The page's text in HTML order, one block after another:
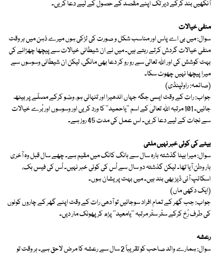
آنکھیں بند کرکے دیر تک اپنے مقصد کے حصول کے لیے دعا کریں۔
منفی خیالات
سوال: میں بی اے پاس اور مناسب شکل و صورت کی لڑکی ہوں میرے ذہن میں ہر وقت
منفی خیالات گردش کرتے رہتے ہیں۔ میں نے ان شیطانی خیالات سے پیچھا چھڑانے کی
بہت کوشش کی اور اﷲ تعالیٰ سے رو رو کر دعا بھی مانگی، لیکن ان شیطانی وسوسوں سے
میرا پیچھا نہیں چھوٹ سکا۔
(صائمہ: راولپنڈی)
جواب: رات کے وقت ایسی جگہ جہاں اندھیرا اور تنہائی ہو، وضو کرکے مصلّے پر بیٹھ
جائیں۔ 101 مرتبہ اللہ تعالیٰ کے اسم ''یاحمید'' کا ورد کریں اور وسوسوں اور بُرے خیالات
سے نجات کے لیے دعا کریں۔ اس عمل کی مدت 45 روز ہے۔
بیٹے کی کوئی خبر نہیں ملتی
سوال: میرا بیٹا گذشتہ بارہ سال سے ہانگ کانگ میں مقیم ہے۔ چھے سال قبل وہ آخری
بار وطن آیا تھا۔ لیکن گذشتہ دو سال سے اُس کی کوئی خبر نہیں۔ اُس کی فیس بک،
اسکائپ آئی ڈیز بھی بند ہیں۔ میں بہت پریشان ہوں۔
(ایک دکھی ماں)
جواب: جب گھر کے تمام افراد سوجائیں تو آدھی رات کے وقت اپنے گھر کے چاروں کونوں
کی طرف رُخ کرکے ستّر ستّر مرتبہ ''یامعید'' پڑھ کر پھونک مار دیں۔
رعشہ
سوال: ہمارے والد صاحب کو تقریباً 2 سال سے رعشہ کا مرض لاحق ہے۔ ہر وقت تو